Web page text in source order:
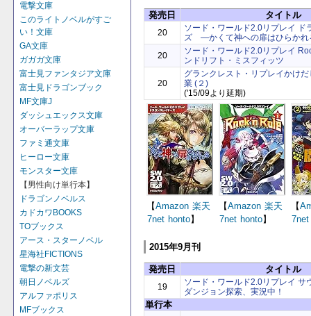
電撃文庫
このライトノベルがすご
い！文庫
GA文庫
ガガガ文庫
富士見ファンタジア文庫
富士見ドラゴンブック
MF文庫J
ダッシュエックス文庫
オーバーラップ文庫
ファミ通文庫
ヒーロー文庫
モンスター文庫
【男性向け単行本】
ドラゴンノベルス
カドカワBOOKS
TOブックス
アース・スターノベル
星海社FICTIONS
電撃の新文芸
朝日ノベルズ
アルファポリス
MFブックス
発売日 タイトル
20
ソード・ワールド2.0リプレイ ド
ズ ―かくて神への扉はひらか
20
ソード・ワールド2.0リプレイ
ンドリフト・ミスフィッツ
20
グランクレスト・リプレイかけ
業 (２)
('15/09より延期)
【Amazon 楽天
7net honto】
【Amazon 楽天
7net honto】
【
7net
2015年9月刊
発売日 タイトル
19
ソード・ワールド2.0リプレイ
ダンジョン探索、実況中！
単行本